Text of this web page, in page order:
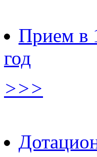
Прием в
год
>>>